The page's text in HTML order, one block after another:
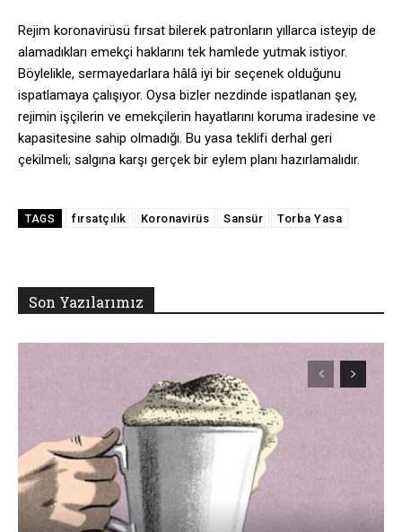
Rejim koronavirüsü fırsat bilerek patronların yıllarca isteyip de
alamadıkları emekçi haklarını tek hamlede yutmak istiyor.
Böylelikle, sermayedarlara hâlâ iyi bir seçenek olduğunu
ispatlamaya çalışıyor. Oysa bizler nezdinde ispatlanan şey,
rejimin işçilerin ve emekçilerin hayatlarını koruma iradesine ve
kapasitesine sahip olmadığı. Bu yasa teklifi derhal geri
çekilmeli; salgına karşı gerçek bir eylem planı hazırlamalıdır.
TAGS fırsatçılık Koronavirüs Sansür Torba Yasa
Son Yazılarımız